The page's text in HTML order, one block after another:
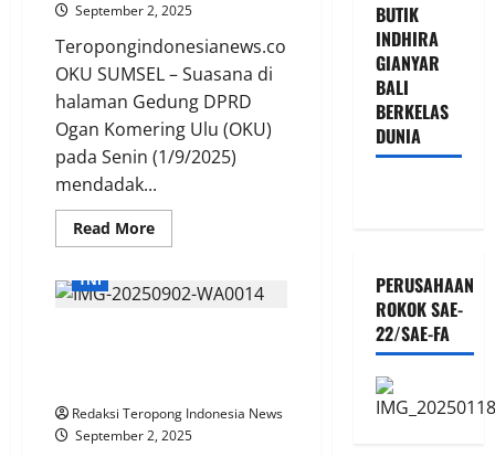
September 2, 2025
Teropongindonesianews.com
OKU SUMSEL – Suasana di
halaman Gedung DPRD
Ogan Komering Ulu (OKU)
pada Senin (1/9/2025)
mendadak...
Read MoreRead
more
Ricuh
Kasat
Aksi
TNI
Redaksi Teropong Indonesia News
September 2, 2025
BUTIK
INDHIRA
GIANYAR
BALI
BERKELAS
DUNIA
PERUSAHAAN
ROKOK SAE-
22/SAE-FA